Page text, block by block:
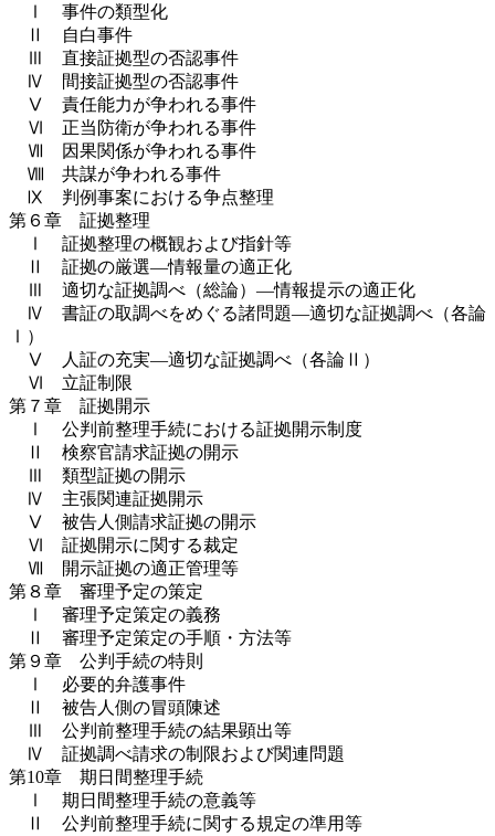
Ⅰ 事件の類型化
Ⅱ 自白事件
Ⅲ 直接証拠型の否認事件
Ⅳ 間接証拠型の否認事件
Ⅴ 責任能力が争われる事件
Ⅵ 正当防衛が争われる事件
Ⅶ 因果関係が争われる事件
Ⅷ 共謀が争われる事件
Ⅸ 判例事案における争点整理
第６章 証拠整理
Ⅰ 証拠整理の概観および指針等
Ⅱ 証拠の厳選―情報量の適正化
Ⅲ 適切な証拠調べ（総論）―情報提示の適正化
Ⅳ 書証の取調べをめぐる諸問題―適切な証拠調べ（各論
Ⅰ）
Ⅴ 人証の充実―適切な証拠調べ（各論Ⅱ）
Ⅵ 立証制限
第７章 証拠開示
Ⅰ 公判前整理手続における証拠開示制度
Ⅱ 検察官請求証拠の開示
Ⅲ 類型証拠の開示
Ⅳ 主張関連証拠開示
Ⅴ 被告人側請求証拠の開示
Ⅵ 証拠開示に関する裁定
Ⅶ 開示証拠の適正管理等
第８章 審理予定の策定
Ⅰ 審理予定策定の義務
Ⅱ 審理予定策定の手順・方法等
第９章 公判手続の特則
Ⅰ 必要的弁護事件
Ⅱ 被告人側の冒頭陳述
Ⅲ 公判前整理手続の結果顕出等
Ⅳ 証拠調べ請求の制限および関連問題
第10章 期日間整理手続
Ⅰ 期日間整理手続の意義等
Ⅱ 公判前整理手続に関する規定の準用等